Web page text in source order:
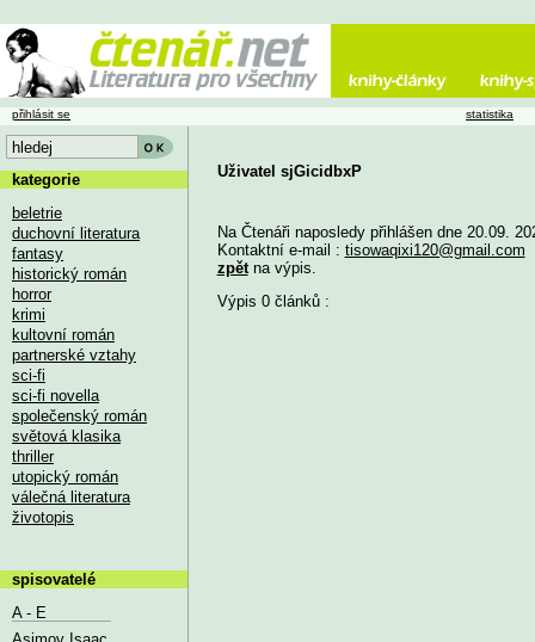
Uživatel sjGicidbxP
Na Čtenáři naposledy přihlášen dne 20.09.
Kontaktní e-mail : tisowaqixi120@gmail.com
zpětna výpis.
Výpis 0 článků :
přihlásit se statistika
kategorie
beletrie
duchovní literatura
fantasy
historický román
horror
krimi
kultovní román
partnerské vztahy
sci-fi
sci-fi novella
společenský román
světová klasika
thriller
utopický román
válečná literatura
životopis
spisovatelé
A - E